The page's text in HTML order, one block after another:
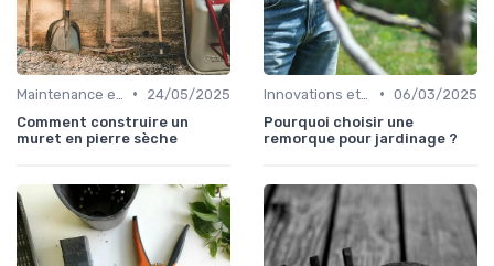
•
24/05/2025
Comment construire un
muret en pierre sèche
• 06/03/2025
Pourquoi choisir une
remorque pour jardinage ?